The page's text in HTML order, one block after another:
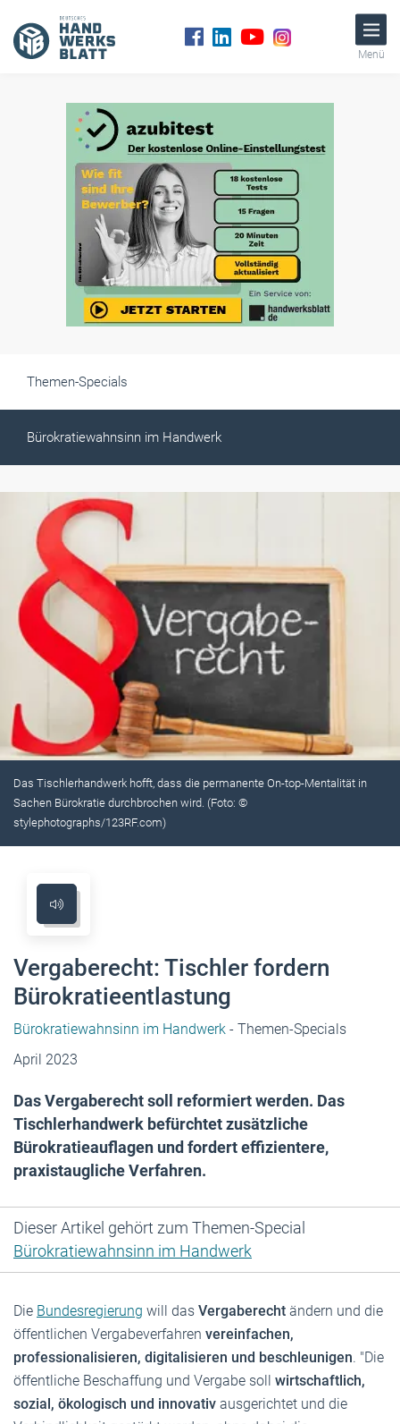
Menü
Themen-Specials
Bürokratiewahnsinn im Handwerk
Das Tischlerhandwerk hofft, dass die permanente On-top-Mentalität in
Sachen Bürokratie durchbrochen wird. (Foto: ©
stylephotographs/123RF.com)
Vergaberecht: Tischler fordern
Bürokratieentlastung
Bürokratiewahnsinn im Handwerk - Themen-Specials
April 2023
Das Vergaberecht soll reformiert werden. Das
Tischlerhandwerk befürchtet zusätzliche
Bürokratieauflagen und fordert effizientere,
praxistaugliche Verfahren.
Dieser Artikel gehört zum Themen-Special
Bürokratiewahnsinn im Handwerk
Die Bundesregierung will das Vergaberecht ändern und die
öffentlichen Vergabeverfahren vereinfachen,
professionalisieren, digitalisieren und beschleunigen. "Die
öffentliche Beschaffung und Vergabe soll wirtschaftlich,
sozial, ökologisch und innovativ ausgerichtet und die